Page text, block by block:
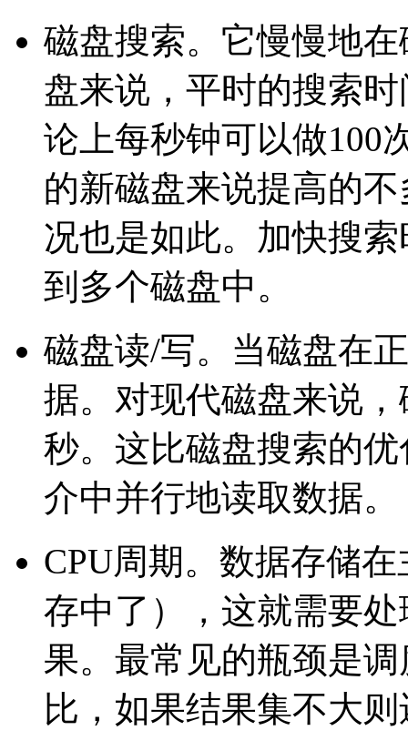
磁盘搜索。它慢慢地
盘来说，平时的搜索
论上每秒钟可以做100
的新磁盘来说提高的
况也是如此。加快搜
到多个磁盘中。
磁盘读/写。当磁盘在
据。对现代磁盘来说
秒。这比磁盘搜索的
介中并行地读取数据。
CPU周期。数据存储
存中了），这就需要
果。最常见的瓶颈是
比，如果结果集不大